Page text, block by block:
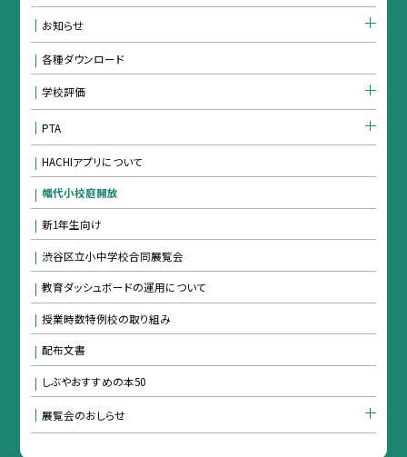
お知らせ
各種ダウンロード
学校評価
PTA
HACHIアプリについて
幡代小校庭開放
新1年生向け
渋谷区立小中学校合同展覧会
教育ダッシュボードの運用について
授業時数特例校の取り組み
配布文書
しぶやおすすめの本50
展覧会のおしらせ